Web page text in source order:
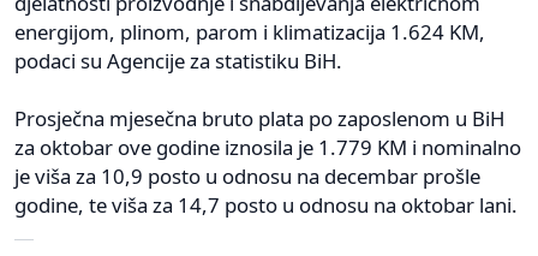
energijom, plinom, parom i klimatizacija 1.624 KM,
podaci su Agencije za statistiku BiH.
Prosječna mjesečna bruto plata po zaposlenom u BiH
za oktobar ove godine iznosila je 1.779 KM i nominalno
je viša za 10,9 posto u odnosu na decembar prošle
godine, te viša za 14,7 posto u odnosu na oktobar lani.